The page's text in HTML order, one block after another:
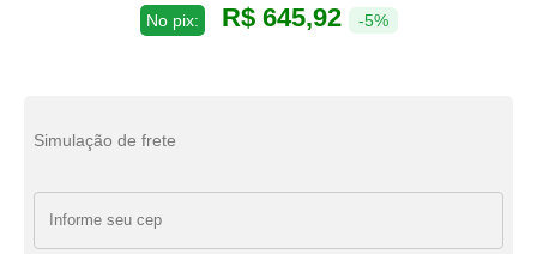
No pix: R$ 645,92 -5%
Simulação de frete